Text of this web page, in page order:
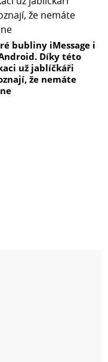
bubliny iMessage i
Díky této
už jablíčkáři
že nemáte